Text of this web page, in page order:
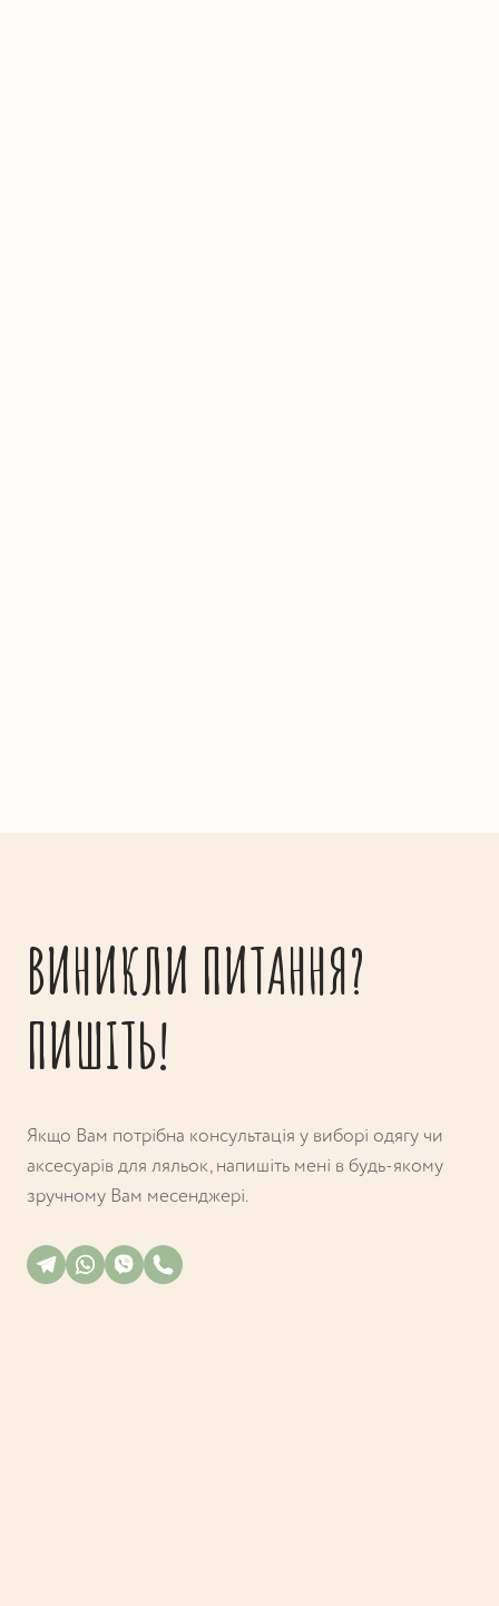
ВИНИКЛИ ПИТАННЯ?
ПИШІТЬ!
Якщо Вам потрібна консультація у виборі одягу чи
аксесуарів для ляльок, напишіть мені в будь-якому
зручному Вам месенджері.